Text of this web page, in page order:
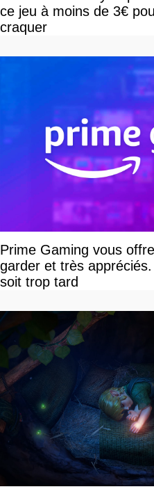
ce jeu à moins de 3€
craquer
Prime Gaming vous
garder et très
soit trop tard